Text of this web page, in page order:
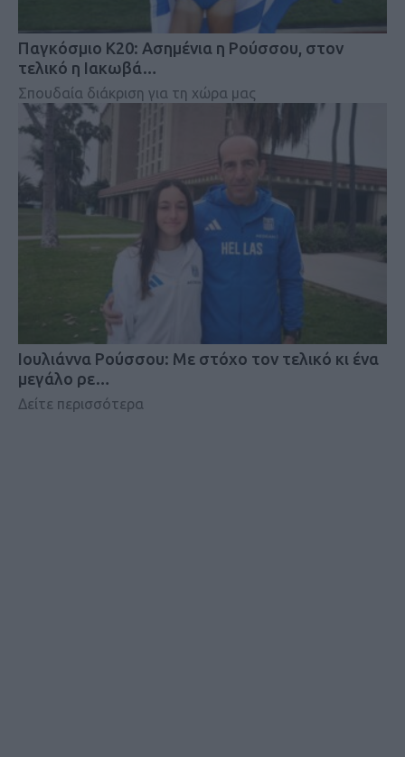
Παγκόσμιο Κ20: Ασημένια η Ρούσσου, στον
τελικό η Ιακωβά…
Σπουδαία διάκριση για τη χώρα μας
Iουλιάννα Ρούσσου: Με στόχο τον τελικό κι ένα
μεγάλο ρε…
Δείτε περισσότερα